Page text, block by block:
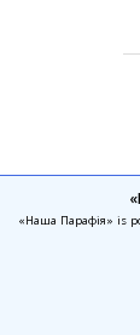
«Наша Парафія» is